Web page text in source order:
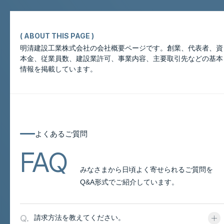
このページについて
( ABOUT THIS PAGE )
明清建設工業株式会社の会社概要ページです。創業、代表者、資
本金、従業員数、建設業許可、事業内容、主要取引先などの基本
情報を掲載しています。
よくあるご質問
よくあるご質問
FAQ
みなさまから日頃よく寄せられるご質問を
Q&A形式でご紹介しています。
Q. 請求方法を教えてください。